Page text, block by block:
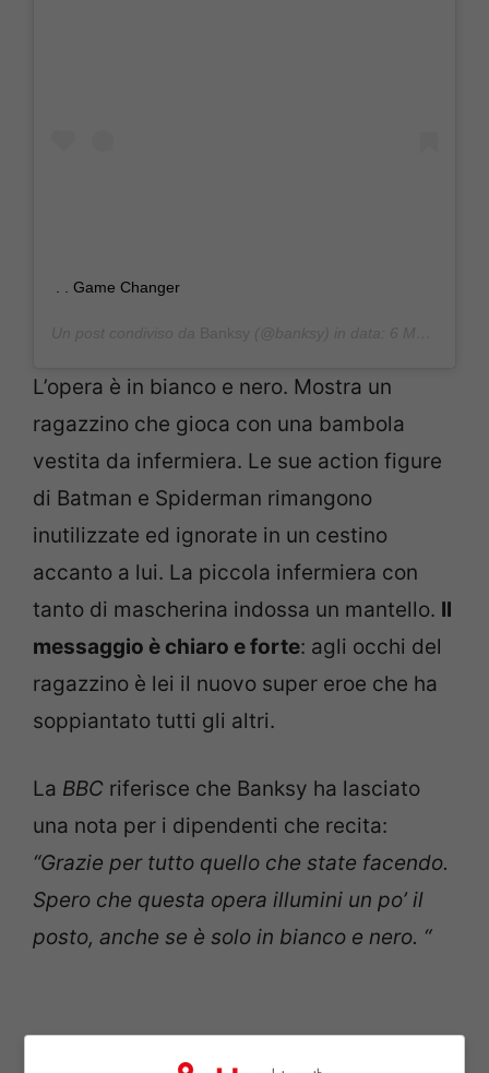
. . Game Changer
L’opera è in bianco e nero. Mostra un
ragazzino che gioca con una bambola
vestita da infermiera. Le sue action figure
di Batman e Spiderman rimangono
inutilizzate ed ignorate in un cestino
accanto a lui. La piccola infermiera con
tanto di mascherina indossa un mantello. Il
messaggio è chiaro e forte: agli occhi del
ragazzino è lei il nuovo super eroe che ha
soppiantato tutti gli altri.
La BBC riferisce che Banksy ha lasciato
una nota per i dipendenti che recita:
“Grazie per tutto quello che state facendo.
Spero che questa opera illumini un po’ il
posto, anche se è solo in bianco e nero. “